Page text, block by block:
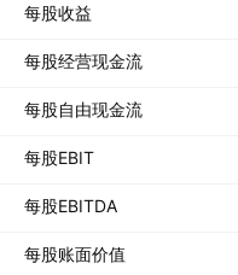
每股收益
每股经营现金流
每股自由现金流
每股EBIT
每股EBITDA
每股账面价值